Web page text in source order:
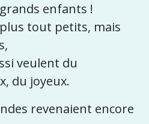
enfants !
plus tout petits, mais
veulent du
du joyeux.
revenaient encore